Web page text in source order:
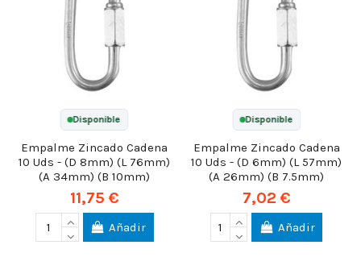
Disponible
Empalme Zincado Cadena
10 Uds - (D 8mm) (L 76mm)
(A 34mm) (B 10mm)
11,75 €
Añadir
Disponible
Empalme Zincado Cadena
10 Uds - (D 6mm) (L 57mm)
(A 26mm) (B 7.5mm)
7,02 €
Añadir